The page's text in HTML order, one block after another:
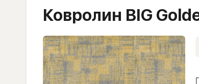
Ковролин BIG